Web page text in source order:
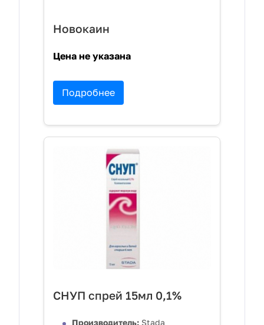
Новокаин
Цена не указана
Подробнее
СНУП спрей 15мл 0,1%
Производитель: Stada